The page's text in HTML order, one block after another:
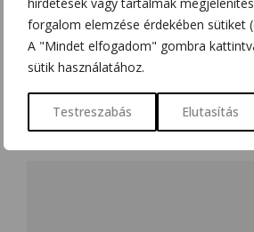
forgalom elemzése érdekében sütiket
A "Mindet elfogadom" gombra
sütik használatához.
Testreszabás Elutasítás
NO COMMENT
LEAVE A REPLY
Az e-mail címet nem tesszük közzé. A